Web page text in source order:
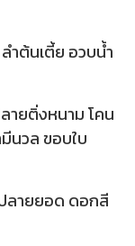
ำต้นเตี้ย อวบน้ำ
ายติ่งหนาม โคน
นวล ขอบใบ
ลายยอด ดอกสี